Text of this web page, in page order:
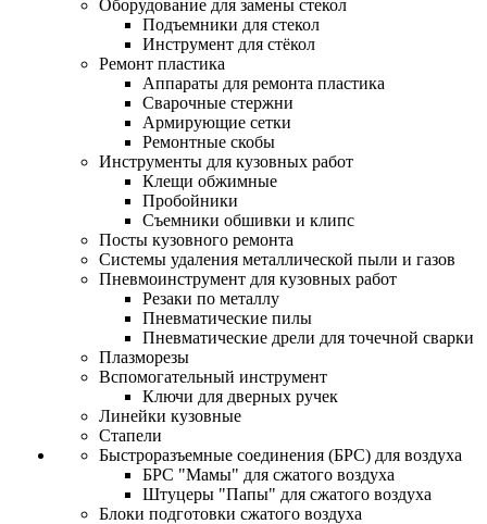
Оборудование для замены стекол
Подъемники для стекол
Инструмент для стёкол
Ремонт пластика
Аппараты для ремонта пластика
Сварочные стержни
Армирующие сетки
Ремонтные скобы
Инструменты для кузовных работ
Клещи обжимные
Пробойники
Съемники обшивки и клипс
Посты кузовного ремонта
Системы удаления металлической пыли и газов
Пневмоинструмент для кузовных работ
Резаки по металлу
Пневматические пилы
Пневматические дрели для точечной сварки
Плазморезы
Вспомогательный инструмент
Ключи для дверных ручек
Линейки кузовные
Стапели
Быстроразъемные соединения (БРС) для воздуха
БРС "Мамы" для сжатого воздуха
Штуцеры "Папы" для сжатого воздуха
Блоки подготовки сжатого воздуха